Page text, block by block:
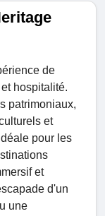
de
hospitalité.
patrimoniaux,
et
pour les
et
d'un
une